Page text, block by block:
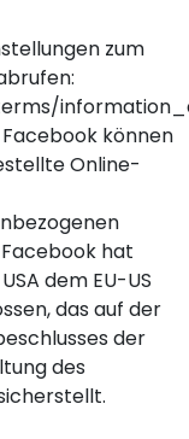
zum
können
Online-
hat
dem EU-US
das auf der
der
des